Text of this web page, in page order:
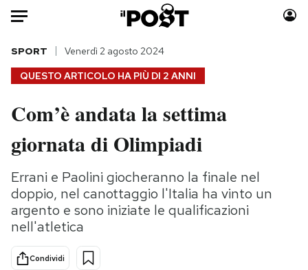
Auto
HOME
Italia
Politica
Tecnologia
Internet
Scienza
Cultura
Economia
Moda
Consumismi
Storie/Idee
Ok Boomer!
Media
QUESTO ARTICOLO HA PIÙ DI 2 ANNI
SPORT Venerdì 2 agosto 2024
Com’è andata la settima
giornata di Olimpiadi
Errani e Paolini giocheranno la finale nel
doppio, nel canottaggio l'Italia ha vinto un
argento e sono iniziate le qualificazioni
nell'atletica
Condividi